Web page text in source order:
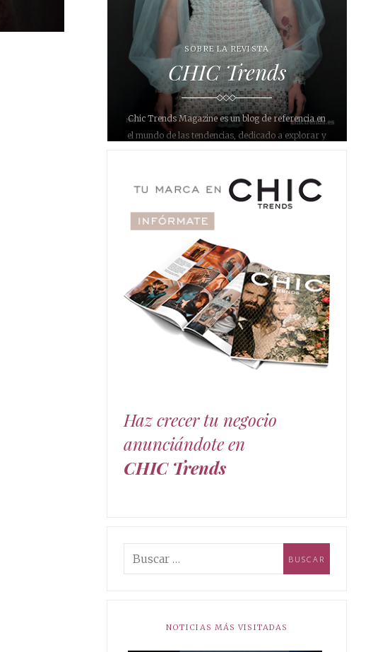
SOBRE LA REVISTA
CHIC Trends
Chic Trends Magazine es un blog de referencia en
el mundo de las tendencias, dedicado a explorar y
interiorismo, gastronomía, belleza, maquillaje,
fotografía y joyería. Con un enfoque único y
sofisticado, nuestro objetivo es inspirar a nuestros
lectores y proporcionarles información relevante y
actualizada sobre lo que está de moda en
diferentes áreas.
Nuestro blog se ha convertido en un destino para
aquellos que buscan estar al día con lo último en
moda, decoración y estilo de vida. mundo de las
tendencias chic!
Haz crecer tu negocio
anunciándote en
CHIC Trends
NOTICIAS MÁS VISITADAS